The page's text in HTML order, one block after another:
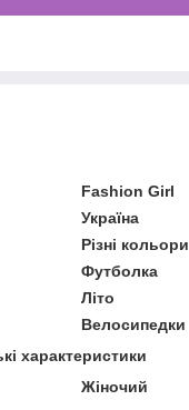
Fashion Girl
Україна
Різні кольори
Футболка
Літо
Велосипедки
характеристики
Жіночий